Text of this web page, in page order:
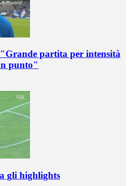
partita per intensità
punto"
gli highlights